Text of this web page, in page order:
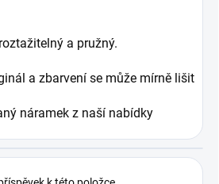
a pružný.
a zbarvení se může mírně lišit
náramek z naší nabídky